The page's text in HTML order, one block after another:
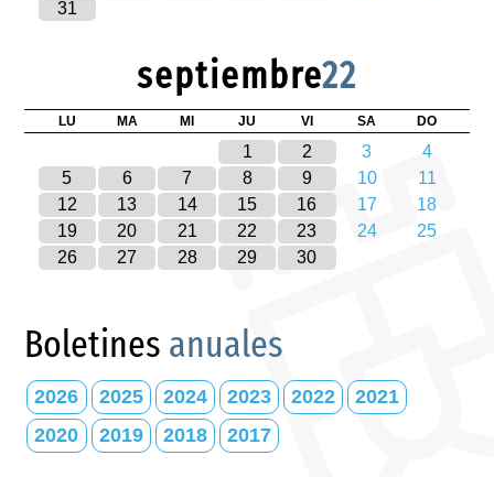
31
septiembre22
LU MA MI JU VI SA DO
1 2 3
4
5
6 7 8 9 10
11
12
13 14 15 16 17
18
19
20 21 22 23 24
25
26
27 28 29 30
Boletines anuales
2026 2025 2024 2023 2022
2021
2020
2019 2018 2017